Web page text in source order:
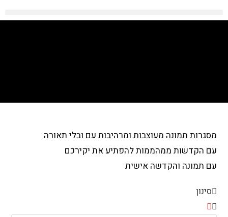
מסגרות תמונה מעוצבות ומרהיבות עם ובלי תאורה
עם הקדשות ממהממות להפתיע את יקירכם
עם תמונה והקדשה אישית
סינון